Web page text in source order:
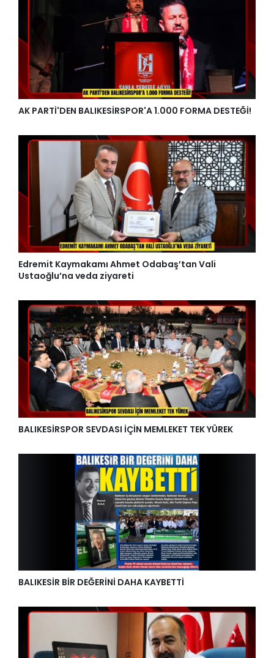
AK PARTİ'DEN BALIKESİRSPOR'A 1.000 FORMA DESTEĞİ!
Edremit Kaymakamı Ahmet Odabaş’tan Vali
Ustaoğlu’na veda ziyareti
BALIKESİRSPOR SEVDASI İÇİN MEMLEKET TEK YÜREK
BALIKESİR BİR DEĞERİNİ DAHA KAYBETTİ